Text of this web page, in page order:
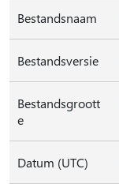
Bestandsnaam
Bestandsversie
Bestandsgroott
e
Datum (UTC)